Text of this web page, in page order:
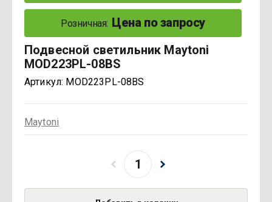
Розничная: Цена по запросу
Подвесной светильник Maytoni
MOD223PL-08BS
Артикул: MOD223PL-08BS
Maytoni